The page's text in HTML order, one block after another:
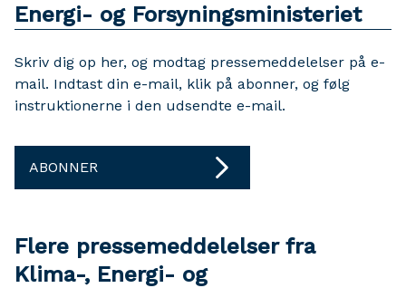
Energi- og Forsyningsministeriet
Skriv dig op her, og modtag pressemeddelelser på e-
mail. Indtast din e-mail, klik på abonner, og følg
instruktionerne i den udsendte e-mail.
ABONNER
Flere pressemeddelelser fra
Klima-, Energi- og